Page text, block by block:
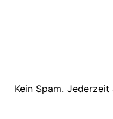
Kein Spam. Jederzeit